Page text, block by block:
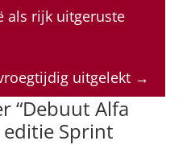
a
s
l
als rijk uitgeruste
uitgelekt →
“Debuut Alfa
Sprint